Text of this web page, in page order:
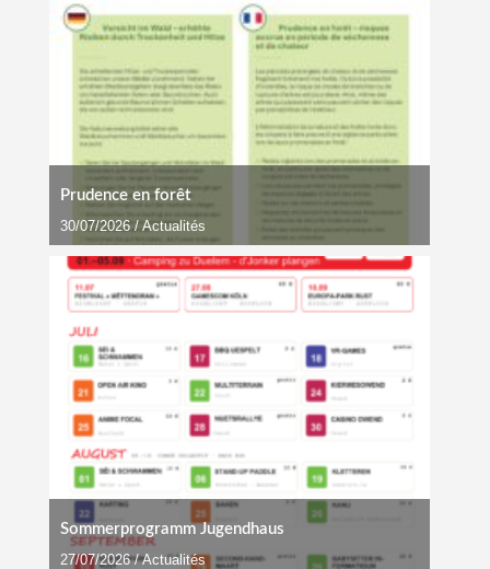
Prudence en forêt
30/07/2026/ Actualités
Sommerprogramm Jugendhaus
27/07/2026/Actualités